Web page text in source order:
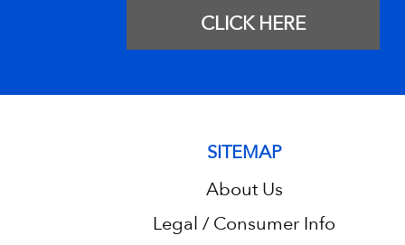
CLICK HERE
SITEMAP
About Us
Legal / Consumer Info